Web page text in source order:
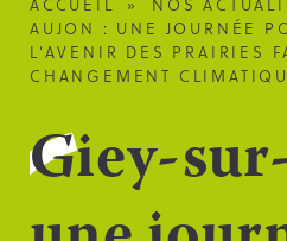
ACCUEIL » NOS
AUJON : UNE JOURNÉE
L’AVENIR DES PRAIRIES
CHANGEMENT
Giey-